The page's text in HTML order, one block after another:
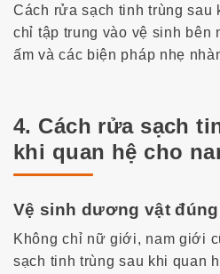
Cách rửa sạch tinh trùng sau
chỉ tập trung vào vệ sinh
ấm và các biện pháp nhẹ
4. Cách rửa sạch
khi quan hệ cho
Vệ sinh dương vật
Không chỉ nữ giới, nam giới
sạch tinh trùng sau khi quan